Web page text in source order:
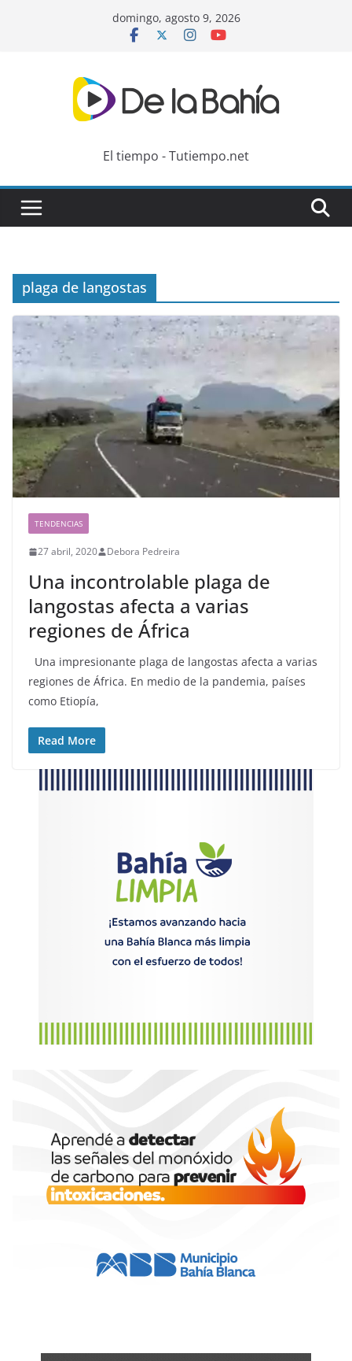
domingo, agosto 9, 2026
El tiempo - Tutiempo.net
plaga de langostas
TENDENCIAS
27 abril, 2020 Debora Pedreira
Una incontrolable plaga de
langostas afecta a varias
regiones de África
Una impresionante plaga de langostas afecta a varias
regiones de África. En medio de la pandemia, países
como Etiopía,
Read More